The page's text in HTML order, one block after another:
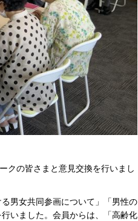
クの皆さまと意見交換を行いまし
男女共同参画について」「男性の
いました。会員からは、「高齢化